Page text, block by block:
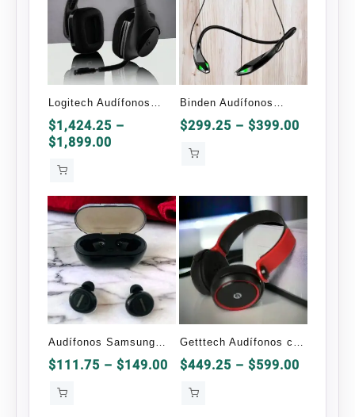
Logitech Audífonos
Gamer G533
$1,424.25 –
$1,899.00
$1,899.00
Binden Audífonos
Gamer Dark Snake
$299.25 – $399.00
Audífonos Samsung
Bluetooth TWS-2 OEM
$111.75 – $149.00 Price
$111.75
Getttech Audífonos con
Micrófono Rythm
$449.25 – $599.00